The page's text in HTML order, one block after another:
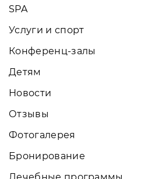
SPA
Услуги и спорт
Конференц-залы
Детям
Новости
Отзывы
Фотогалерея
Бронирование
Лечебные программы